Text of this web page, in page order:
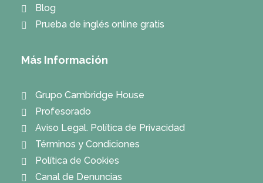
Blog
Prueba de inglés online gratis
Más Información
Grupo Cambridge House
Profesorado
Aviso Legal. Política de Privacidad
Términos y Condiciones
Política de Cookies
Canal de Denuncias